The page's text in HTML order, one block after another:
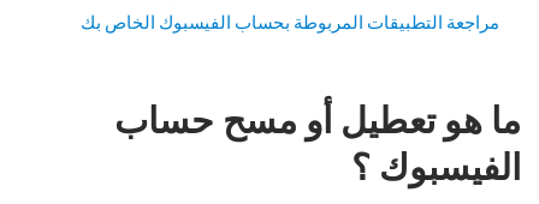
مراجعة التطبيقات المربوطة بحساب الفيسبوك الخاص بك
ما هو تعطيل أو مسح حساب
الفيسبوك ؟